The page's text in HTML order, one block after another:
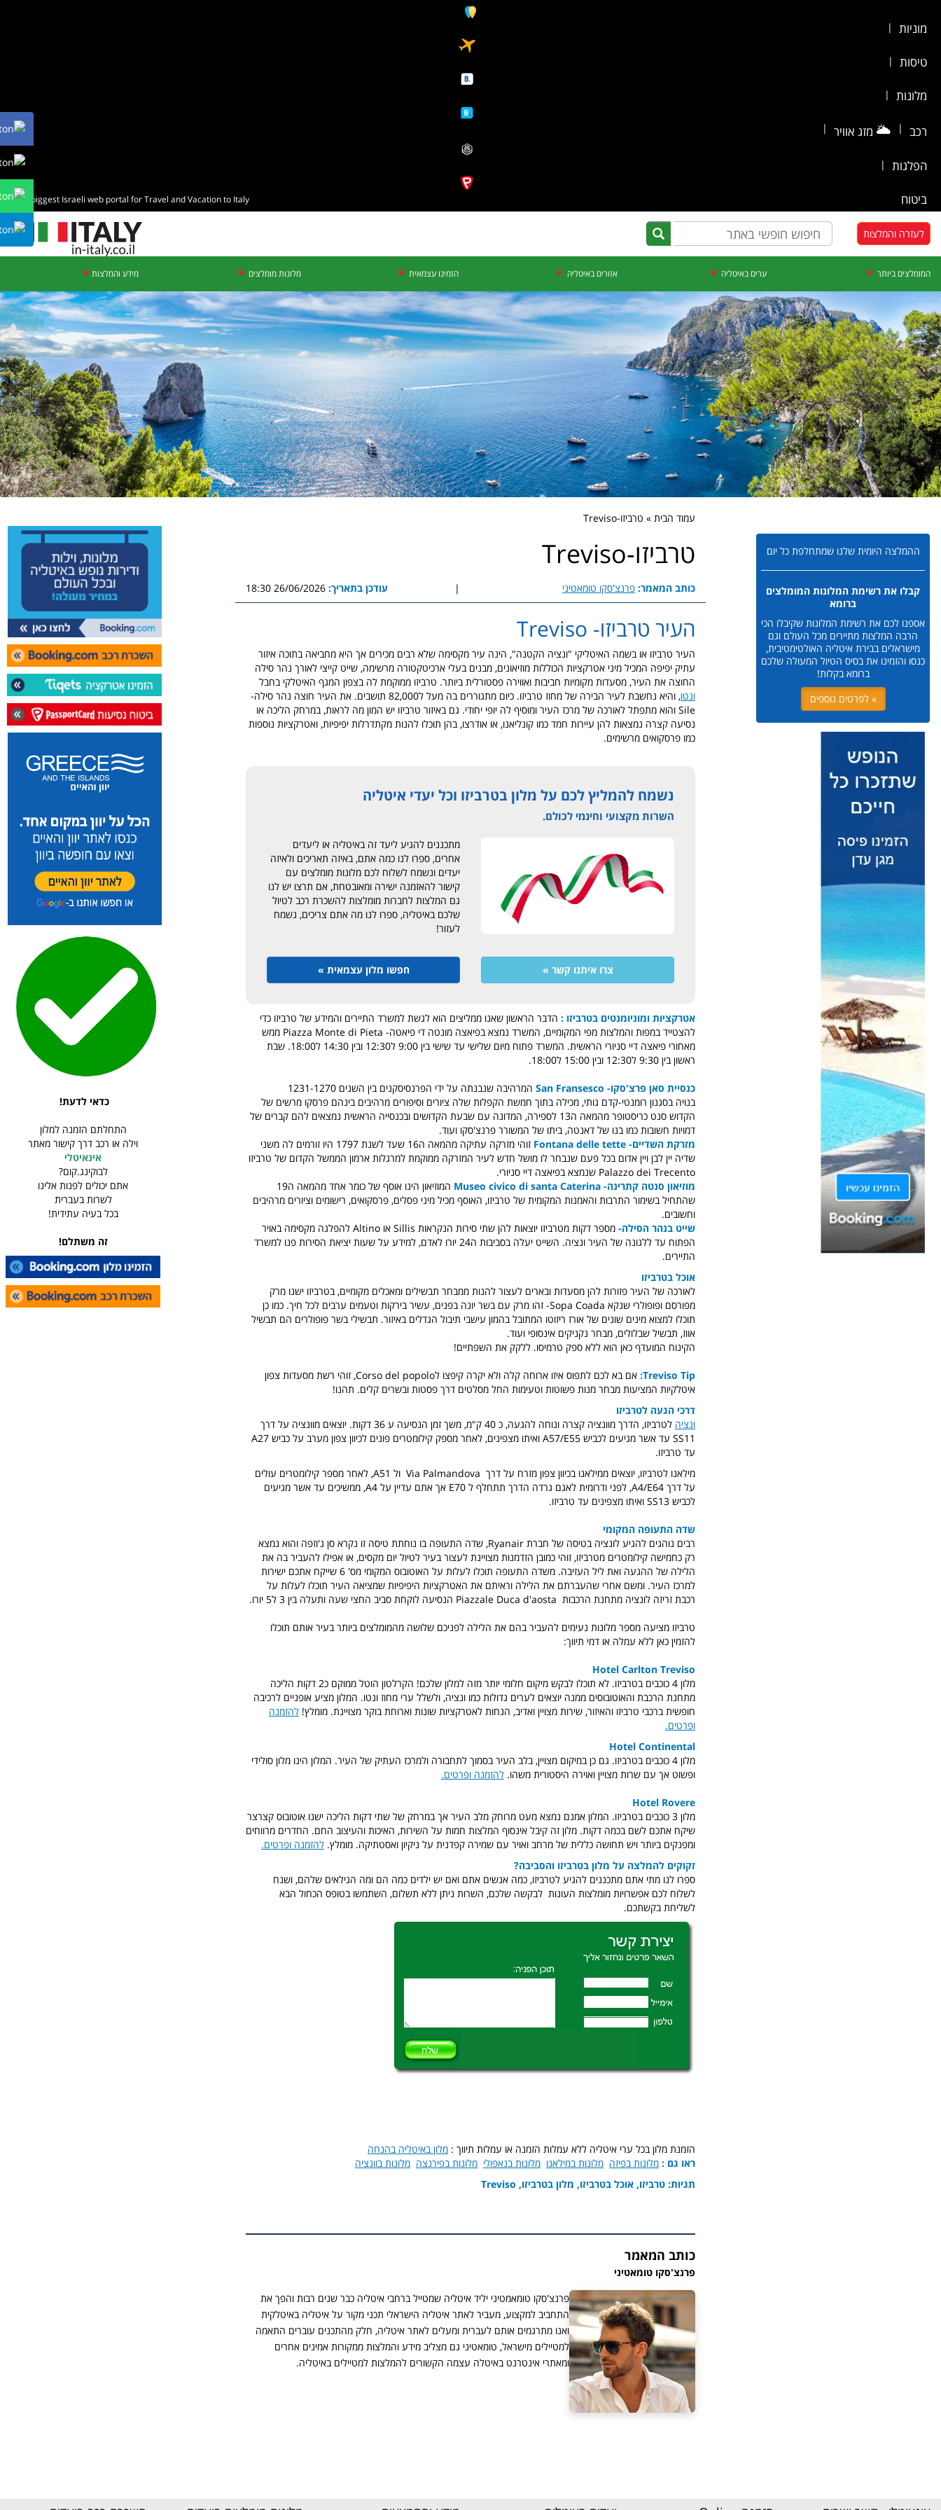
מוניות |
טיסות |
מלונות |
רכב |
🌥️ מזג אוויר |
הפלגות |
ביטוח The biggest Israeli web portal for Travel and Vacation to Italy
לעזרה והמלצות
המומלצים ביותר ערים באיטליה אזורים באיטליה הזמינו עצמאית מלונות מומלצים מידע והמלצות
עמוד הבית » טרביזו-Treviso
ההמלצה היומית שלנו שמתחלפת כל יום
קבלו את רשימת המלונות המומלצים
ברומא
אספנו לכם את רשימת המלונות שקיבלו הכי
הרבה המלצות מתיירים מכל העולם וגם
מישראלים בבירת איטליה האולטימטיבית,
כנסו והזמינו את בסיס הטיול המעולה שלכם
ברומא בקלות!
» לפרטים נוספים
טרביזו-Treviso
כותב המאמר: פרנצ'סקו טומאטיני | עודכן בתאריך: 26/06/2026 18:30
העיר טרביזו- Treviso
העיר טרביזו או בשמה האיטליקי "ונציה הקטנה", הינה עיר מקסימה שלא רבים מכירים אך היא מחביאה בתוכה איזור
עתיק יפיפה המכיל מיני אטרקציות הכוללות מוזיאונים, מבנים בעלי ארכיטקטורה מרשימה, שייט קייצי לאורך נהר סילה
החוצה את העיר, מסעדות מקומיות חביבות ואווירה פסטורלית ביותר. טרביזו ממוקמת לה בצפון המגף האיטלקי בחבל
ונטו
, והיא נחשבת לעיר הבירה של מחוז טרביזו. כיום מתגוררים בה מעל ל82,000 תושבים. את העיר חוצה נהר סילה-
Sile והוא מתפתל לאורכה של מרכז העיר ומוסיף לה יופי יחודי. גם באיזור טרביזו יש המון מה לראות, במרחק הליכה או
נסיעה קצרה נמצאות להן עיירות חמד כמו קונליאנו, או אודרצו, בהן תוכלו להנות מקתדרלות יפיפיות, ואטרקציות נוספות
כמו פרסקואים מרשימים.
נשמח להמליץ לכם על מלון בטרביזו וכל יעדי איטליה
השרות מקצועי וחינמי לכולם.
מתכננים להגיע ליעד זה באיטליה או ליעדים
אחרים, ספרו לנו כמה אתם, באיזה תאריכים ולאיזה
יעדים ונשמח לשלוח לכם מלונות מומלצים עם
קישור להאזמנה ישירה ומאובטחת, אם תרצו יש לנו
גם המלצות לחברות מומלצות להשכרת רכב לטיול
שלכם באיטליה, ספרו לנו מה אתם צריכים, נשמח
לעזור!
צרו איתנו קשר » חפשו מלון עצמאית »
אטרקציות ומוניומנטים בטרביזו : הדבר הראשון שאנו ממליצים הוא לגשת למשרד התיירים והמידע של טרביזו כדי
להצטייד במפות והמלצות מפי המקומיים, המשרד נמצא בפיאצה מונטה די פיאטה- Piazza Monte di Pieta ממש
מאחורי פיאצה דיי סניורי הראשית. המשרד פתוח מיום שלישי עד שישי בין 9:00 ל12:30 ובין 14:30 ל18:00. שבת
ראשון בין 9:30 ל12:30 ובין 15:00 ל18:00.
כנסיית סאן פרצ'סקו- San Fransesco
המרהיבה שנבנתה על ידי הפרנסיסקנים בין השנים 1231-1270
בנויה בסגנון רומנטי-קדם גותי, מכילה בתוך חמשת הקפלות שלה ציורים וסיפורים מרהיבים בינהם פרסקו מרשים של
הקדוש סנט כריסטופר מהמאה ה13 לספירה, המדונה עם שבעת הקדושים ובכנסייה הראשית נמצאים להם קברים של
דמויות חשובות כמו בנו של דאנטה, ביתו של המשורר פרנצ'סקו ועוד.
מזרקת השדיים- Fontana delle tette
זוהי מזרקה עתיקה מהמאה ה16 שעד לשנת 1797 היו זורמים לה משני
שדיה יין לבן ויין אדום בכל פעם שנבחר לו מושל חדש לעיר המזרקה ממוקמת למרגלות ארמון הממשל הקדום של טרביזו
Palazzo dei Trecento שנמצא בפיאצה דיי סניורי.
מוזיאון סנטה קתרינה- Museo civico di santa Caterina
המוזיאון הינו אוסף של כומר אחד מהמאה ה19
שהתחיל בשימור התרבות והאמנות המקומית של טרביזו, האוסף מכיל מיני פסלים, פרסקואים, רישומים וציורים מרהיבים
וחשובים.
שייט בנהר הסילה-
מספר דקות מטרביזו יוצאות להן שתי סירות הנקראות Sillis או Altino להפלגה מקסימה באויר
הפתוח עד ללגונה של העיר ונציה. השייט יעלה בסביבות ה24 יורו לאדם, למידע על שעות יציאת הסירות פנו למשרד
התיירים.
אוכל בטרביזו
לאורכה של העיר פזורות להן מסעדות ובארים לעצור להנות ממבחר תבשילים ומאכלים מקומיים, בטרביזו ישנו מרק
מפורסם ופופולרי שנקא Sopa Coada- זהו מרק עם בשר יונה בפנים, עשיר בירקות וטעמים ערבים לכל חיך. כמו כן
תוכלו למצוא מינים שונים של אורז ריזוטו המתובל בהמון עישבי תיבול הגדלים באיזור. תבשילי בשר פופולרים הם תבשיל
אווז, תבשיל שבלולים, מבחר נקניקים אינסופי ועוד.
הקינוח המועדף כאן הוא ללא ספק טרמיסו. ללקק את השפתיים!
Treviso Tip:
אם בא לכם לתפוס איזו ארוחה קלה ולא יקרה קיפצו לCorso del popolo, זוהי רשת מסעדות צפון
איטלקיות המציעות מבחר מנות פשוטות וטעימות החל מסלטים דרך פסטות ובשרים קלים. תהנו!
דרכי הגעה לטרביזו
ונציה
לטרביזו, הדרך מוונציה קצרה ונוחה להגעה, כ 40 ק"מ, משך זמן הנסיעה ע 36 דקות. יוצאים מוונציה על דרך
SS11 עד אשר מגיעים לכביש A57/E55 ואיתו מצפינים, לאחר מספק קילומטרים פונים לכיוון צפון מערב על כביש A27
עד טרביזו.
מילאנו לטרביזו, יוצאים ממילאנו בכיוון צפון מזרח על דרך Via Palmandova ול A51, לאחר מספר קילומטרים עולים
על דרך A4/E64, לפני ודרומית לאגם גרדה הדרך תתחלף ל E70 אך אתם עדיין על A4, ממשיכים עד אשר מגיעים
לכביש SS13 ואיתו מצפינים עד טרביזו.
שדה התעופה המקומי
רבים נוהגים להגיע לונציה בטיסה של חברת Ryanair, שדה התעופה בו נוחתת טיסה זו נקרא סן ג'וזפה והוא נמצא
רק כחמישה קילומטרים מטרביזו, זוהי כמובן הזדמנות מצויינת לעצור בעיר לטיול יום מקסים, או אפילו להעביר בה את
הלילה של ההגעה ואת ליל העזיבה. משדה התעופה תוכלו לעלות על האוטובוס המקומי מס' 6 שייקח אתכם ישירות
למרכז העיר. ומשם אחרי שהעברתם את הלילה וראיתם את האטרקציות היפיפיות שמציאה העיר תוכלו לעלות על
רכבת זריזה לונציה מתחנת הרכבות Piazzale Duca d'aosta הנסיעה לוקחת סביב החצי שעה ותעלה בין 3 ל5 יורו.
טרביזו מציעה מספר מלונות נעימים להעביר בהם את הלילה לפניכם שלושה מהמומלצים ביותר בעיר אותם תוכלו
להזמין כאן ללא עמלה או דמי תיווך:
Hotel Carlton Treviso
מלון 4 כוכבים בטרביזו. לא תוכלו לבקש מיקום חלומי יותר מזה למלון שלכם! הקרלטון הוטל ממוקם כ2 דקות הליכה
מתחנת הרכבת והאוטובוסים ממנה יוצאים לערים גדולות כמו ונציה, ולשלל ערי מחוז ונטו. המלון מציע אופניים לרכיבה
חופשית ברכבי טרביזו והאיזור, שירות מצויין ואדיב, הנחות לאטרקציות שונות וארוחת בוקר מצויינת. מומלץ! להזמנה
ופרטים.
Hotel Continental
מלון 4 כוכבים בטרביזו. גם כן במיקום מצויין, בלב העיר בסמוך לתחבורה ולמרכז העתיק של העיר. המלון הינו מלון סולידי
ופשוט אך עם שרות מצויין ואוירה היסטורית משהו. להזמנה ופרטים.
Hotel Rovere
מלון 3 כוכבים בטרביזו. המלון אמנם נמצא מעט מרוחק מלב העיר אך במרחק של שתי דקות הליכה ישנו אוטובוס קצרצר
שיקח אתכם לשם בכמה דקות. מלון זה קיבל אינסוף המלצות חמות על השירות, האיכות והעיצוב החם. החדרים מרווחים
ומפנקים ביותר ויש תחושה כללית של מרחב ואויר עם שמירה קפדנית על ניקיון ואסטתיקה. מומלץ. להזמנה ופרטים.
זקוקים להמלצה על מלון בטרביזו והסביבה?
ספרו לנו מתי אתם מתכננים להגיע לטרביזו, כמה אנשים אתם ואם יש ילדים כמה הם ומה הגילאים שלהם, ושנח
לשלוח לכם אפשרויות מומלצות העונות לבקשה שלכם, השרות ניתן ללא תשלום, השתמשו בטופס הכחול הבא
לשליחת בקשתכם.
הזמנת מלון בכל ערי איטליה ללא עמלות הזמנה או עמלות תיווך : מלון באיטליה בהנחה
ראו גם : מלונות בפיזה מלונות במילאנו מלונות בנאפולי מלונות בפירנצה מלונות בוונציה
תגיות: טרביזו, אוכל בטרביזו, מלון בטרביזו, Treviso
כותב המאמר
פרנצ'סקו טומאטיני
פרנצ'סקו טומאמטיני יליד איטליה שמטייל ברחבי איטליה כבר שנים רבות והפך את
התחביב למקצוע, מעביר לאתר איטליה הישראלי תכני מקור על איטליה באיטלקית
ואנו מתרגמים אותם לעברית ומעלים לאתר איטליה, חלק מהתכנים עוברים התאמה
למטיילים מישראל, טומאטיני גם מצליב מידע והמלצות ממקורות אמינים אחרים
ומאתרי אינטרנט באיטלה עצמה הקשורים להמלצות למטיילים באיטליה.
כדאי לדעת!
התחלתם הזמנה למלון
וילה או רכב דרך קישור מאתר
אינאיטלי
לבוקינג.קום?
אתם יכולים לפנות אלינו
לשרות בעברית
בכל בעיה עתידית!
זה משתלם!